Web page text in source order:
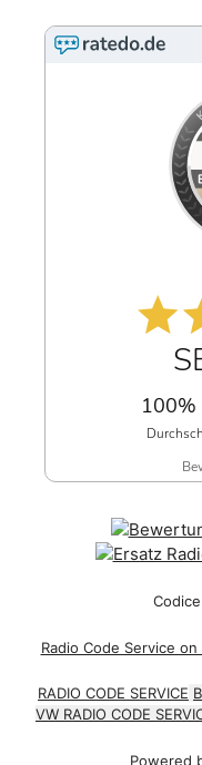
100%
Radio Code Service
RADIO CODE SERVICE
VW RADIO CODE
Powered